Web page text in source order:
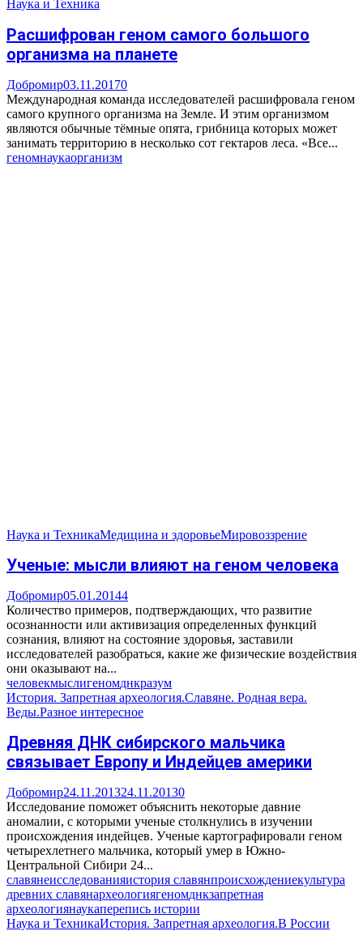
Наука и Техника
Расшифрован геном самого большого
организма на планете
Добромир03.11.20170
Международная команда исследователей расшифровала геном
самого крупного организма на Земле. И этим организмом
являются обычные тёмные опята, грибница которых может
занимать территорию в несколько сот гектаров леса. «Все...
геномнаукаорганизм
Наука и ТехникаМедицина и здоровьеМировоззрение
Ученые: мысли влияют на геном человека
Добромир05.01.20144
Количество примеров, подтверждающих, что развитие
осознанности или активизация определенных функций
сознания, влияют на состояние здоровья, заставили
исследователей разобраться, какие же физические воздействия
они оказывают на...
человекмыслигеномднкразум
История. Запретная археология.Славяне. Родная вера.
Веды.Разное интересное
Древняя ДНК сибирского мальчика
связывает Европу и Индейцев америки
Добромир24.11.201324.11.20130
Исследование поможет объяснить некоторые давние
аномалии, с которыми ученые столкнулись в изучении
происхождения индейцев. Ученые картографировали геном
четырехлетнего мальчика, который умер в Южно-
Центральной Сибири 24...
славянеисследованияистория славянпроисхождениекультура
древних славянархеологиягеномднкзапретная
археологиянаукаперепись истории
Наука и ТехникаИстория. Запретная археология.В России